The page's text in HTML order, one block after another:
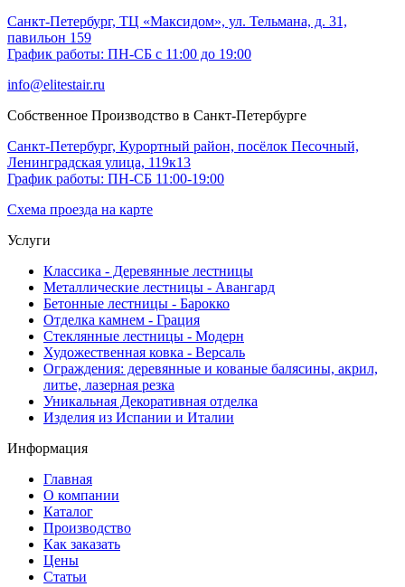
Санкт-Петербург, ТЦ «Максидом», ул. Тельмана, д. 31,
павильон 159
График работы: ПН-СБ с 11:00 до 19:00
info@elitestair.ru
Собственное Производство в Санкт-Петербурге
Санкт-Петербург, Курортный район, посёлок Песочный,
Ленинградская улица, 119к13
График работы: ПН-СБ 11:00-19:00
Схема проезда на карте
Услуги
Классика - Деревянные лестницы
Металлические лестницы - Авангард
Бетонные лестницы - Барокко
Отделка камнем - Грация
Стеклянные лестницы - Модерн
Художественная ковка - Версаль
Ограждения: деревянные и кованые балясины, акрил,
литье, лазерная резка
Уникальная Декоративная отделка
Изделия из Испании и Италии
Информация
Главная
О компании
Каталог
Производство
Как заказать
Цены
Статьи